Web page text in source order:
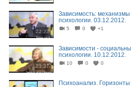
22:23
Зависимость:
психологии. 03.12.2012.
5 0 +1
23:37
Зависимости -
психологии. 10.12.2012.
10 0 0
Психоанализ.